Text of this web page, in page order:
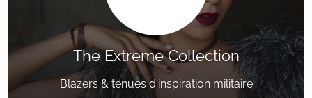
The Extreme Collection
Blazers & tenues d'inspiration militaire